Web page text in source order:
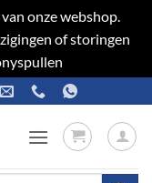
onze webshop.
of storingen